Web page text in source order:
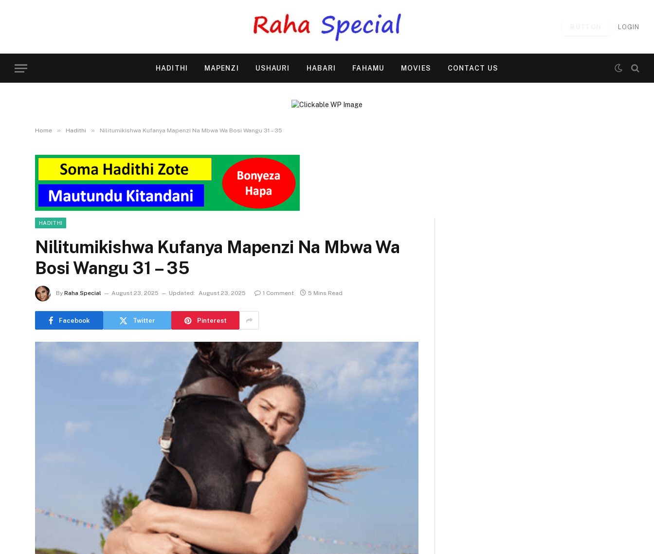
LOGIN
HADITHI MAPENZI USHAURI HABARI FAHAMU MOVIES CONTACT US
Home » Hadithi » Nilitumikishwa Kufanya Mapenzi Na Mbwa Wa Bosi Wangu 31 – 35
HADITHI
Nilitumikishwa Kufanya Mapenzi Na Mbwa Wa
Bosi Wangu 31 – 35
By Raha Special August 23, 2025 Updated: August 23, 2025 1 Comment 5 Mins Read
Facebook Twitter Pinterest